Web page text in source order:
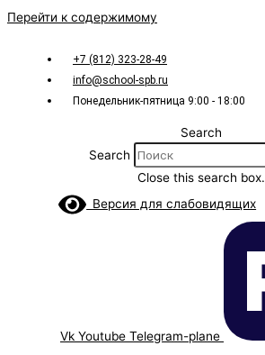
Перейти к содержимому
+7 (812) 323-28-49
info@school-spb.ru
Понедельник-пятница 9:00 - 18:00
Search
Search
Close this search box.
Версия для слабовидящих
Vk Youtube Telegram-plane